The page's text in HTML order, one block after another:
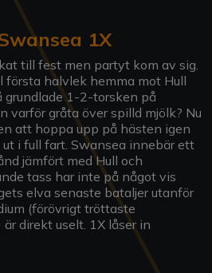
1X
till fest men partyt kom av sig.
första halvlek hemma mot Hull
1-2-torsken på
varför gråta över spilld mjölk? Nu
att hoppa upp på hästen igen
i full fart. Swansea innebär ett
jämfört med Hull och
tass har inte på något vis
elva senaste bataljer utanför
(förövrigt tröttaste
direkt uselt. 1X låser in